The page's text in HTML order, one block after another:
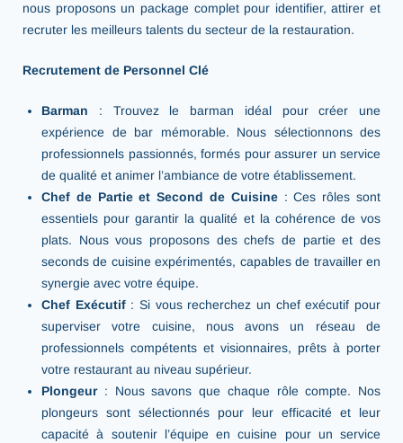
nous proposons un package complet pour identifier, attirer et
recruter les meilleurs talents du secteur de la restauration.
Recrutement de Personnel Clé
Barman : Trouvez le barman idéal pour créer une
expérience de bar mémorable. Nous sélectionnons des
professionnels passionnés, formés pour assurer un service
de qualité et animer l’ambiance de votre établissement.
Chef de Partie et Second de Cuisine: Ces rôles sont
essentiels pour garantir la qualité et la cohérence de vos
plats. Nous vous proposons des chefs de partie et des
seconds de cuisine expérimentés, capables de travailler en
synergie avec votre équipe.
Chef Exécutif: Si vous recherchez un chef exécutif pour
superviser votre cuisine, nous avons un réseau de
professionnels compétents et visionnaires, prêts à porter
votre restaurant au niveau supérieur.
Plongeur: Nous savons que chaque rôle compte. Nos
plongeurs sont sélectionnés pour leur efficacité et leur
capacité à soutenir l’équipe en cuisine pour un service